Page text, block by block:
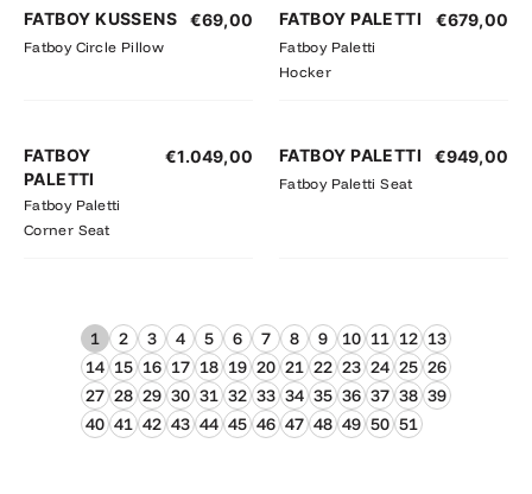
FATBOY KUSSENS
Fatboy Circle Pillow
€69,00 FATBOY PALETTI
Fatboy Paletti
Hocker
€679,00
FATBOY
PALETTI
Fatboy Paletti
Corner Seat
€1.049,00 FATBOY PALETTI
Fatboy Paletti Seat
€949,00
1 2 3 4 5 6 7 8 9 10 11 12 13
14 15 16 17 18 19 20 21 22 23 24 25 26
27 28 29 30 31 32 33 34 35 36 37 38 39
40 41 42 43 44 45 46 47 48 49 50 51